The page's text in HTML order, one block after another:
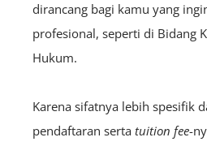
dirancang bagi kamu yang
profesional, seperti di Bidang
Hukum.
Karena sifatnya lebih spesifik
pendaftaran serta tuition fee-